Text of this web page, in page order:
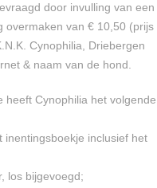
door invulling van een
overmaken van € 10,50 (prijs
Cynophilia, Driebergen
& naam van de hond.
heeft Cynophilia het volgende
inclusief het
los bijgevoegd;